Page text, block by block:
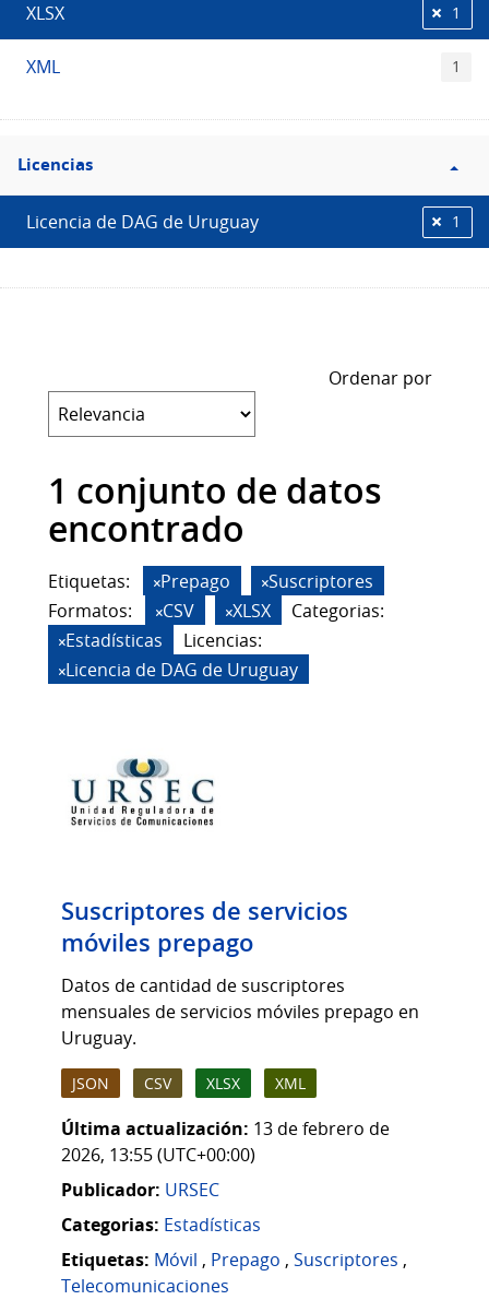
XLSX 1
XML 1
Filtro
Licencias
Licencias
Licencia de DAG de Uruguay 1
Ordenar por
1 conjunto de datos
encontrado
Etiquetas: Prepago
Suscriptores
Formatos:
CSV XLSX
Categorias:
Estadísticas
Licencias:
Licencia de DAG de Uruguay
Suscriptores de servicios
móviles prepago
Datos de cantidad de suscriptores
mensuales de servicios móviles prepago en
Uruguay.
JSON CSV XLSX XML
Última actualización: 13 de febrero de
2026, 13:55 (UTC+00:00)
Publicador: URSEC
Categorias: Estadísticas
Etiquetas: Móvil , Prepago , Suscriptores ,
Telecomunicaciones